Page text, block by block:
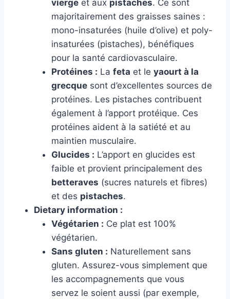
vierge et aux pistaches. Ce sont
majoritairement des graisses saines :
mono-insaturées (huile d’olive) et poly-
insaturées (pistaches), bénéfiques
pour la santé cardiovasculaire.
Protéines : La feta et le yaourt à la
grecque sont d’excellentes sources de
protéines. Les pistaches contribuent
également à l’apport protéique. Ces
protéines aident à la satiété et au
maintien musculaire.
Glucides : L’apport en glucides est
faible et provient principalement des
betteraves (sucres naturels et fibres)
et des pistaches.
Dietary information :
Végétarien : Ce plat est 100%
végétarien.
Sans gluten : Naturellement sans
gluten. Assurez-vous simplement que
les accompagnements que vous
servez le soient aussi (par exemple,